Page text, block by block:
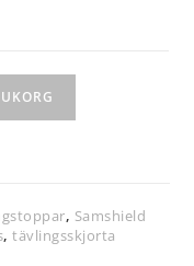
, Samshield
,tävlingsskjorta